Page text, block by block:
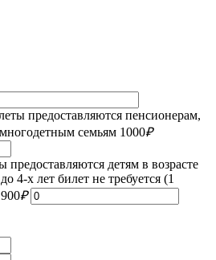
предоставляются пенсионерам,
семьям 1000₽
предоставляются детям в возрасте
4-х лет билет не требуется (1
900₽